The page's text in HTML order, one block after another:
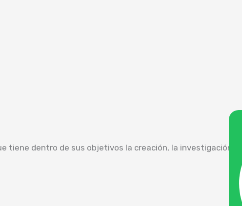
tiene dentro de sus objetivos la creación, la investigación,